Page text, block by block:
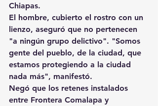
Chiapas.
El hombre, cubierto el rostro con un
lienzo, aseguró que no pertenecen
"a ningún grupo delictivo". "Somos
gente del pueblo, de la ciudad, que
estamos protegiendo a la ciudad
nada más", manifestó.
Negó que los retenes instalados
entre Frontera Comalapa y